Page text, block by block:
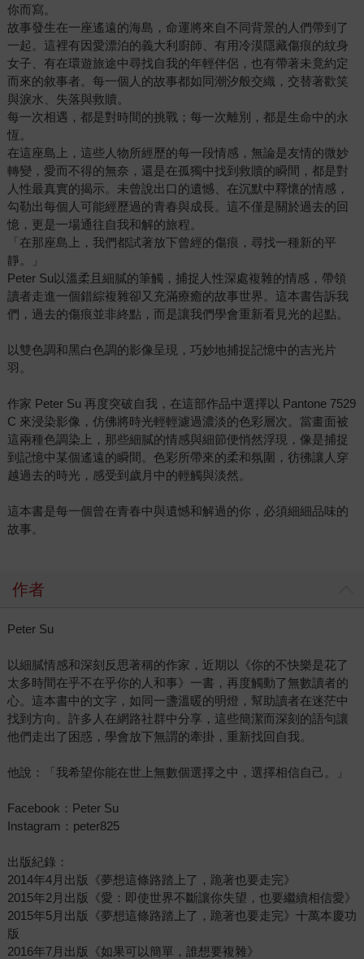
你而寫。
故事發生在一座遙遠的海島，命運將來自不同背景的人們帶到了
一起。這裡有因愛漂泊的義大利廚師、有用冷漠隱藏傷痕的紋身
女子、有在環遊旅途中尋找自我的年輕伴侶，也有帶著未竟約定
而來的敘事者。每一個人的故事都如同潮汐般交織，交替著歡笑
與淚水、失落與救贖。
每一次相遇，都是對時間的挑戰；每一次離別，都是生命中的永
恆。
在這座島上，這些人物所經歷的每一段情感，無論是友情的微妙
轉變，愛而不得的無奈，還是在孤獨中找到救贖的瞬間，都是對
人性最真實的揭示。未曾說出口的遺憾、在沉默中釋懷的情感，
勾勒出每個人可能經歷過的青春與成長。這不僅是關於過去的回
憶，更是一場通往自我和解的旅程。
「在那座島上，我們都試著放下曾經的傷痕，尋找一種新的平
靜。」
Peter Su以溫柔且細膩的筆觸，捕捉人性深處複雜的情感，帶領
讀者走進一個錯綜複雜卻又充滿療癒的故事世界。這本書告訴我
們，過去的傷痕並非終點，而是讓我們學會重新看見光的起點。
以雙色調和黑白色調的影像呈現，巧妙地捕捉記憶中的吉光片
羽。
作家 Peter Su 再度突破自我，在這部作品中選擇以 Pantone 7529
C 來浸染影像，仿佛將時光輕輕濾過濃淡的色彩層次。當畫面被
這兩種色調染上，那些細膩的情感與細節便悄然浮現，像是捕捉
到記憶中某個遙遠的瞬間。色彩所帶來的柔和氛圍，彷彿讓人穿
越過去的時光，感受到歲月中的輕觸與淡然。
這本書是每一個曾在青春中與遺憾和解過的你，必須細細品味的
故事。
作者
Peter Su
以細膩情感和深刻反思著稱的作家，近期以《你的不快樂是花了
太多時間在乎不在乎你的人和事》一書，再度觸動了無數讀者的
心。這本書中的文字，如同一盞溫暖的明燈，幫助讀者在迷茫中
找到方向。許多人在網路社群中分享，這些簡潔而深刻的語句讓
他們走出了困惑，學會放下無謂的牽掛，重新找回自我。
他說：「我希望你能在世上無數個選擇之中，選擇相信自己。」
Facebook：Peter Su
Instagram：peter825
出版紀錄：
2014年4月出版《夢想這條路踏上了，跪著也要走完》
2015年2月出版《愛：即使世界不斷讓你失望，也要繼續相信愛》
2015年5月出版《夢想這條路踏上了，跪著也要走完》十萬本慶功
版
2016年7月出版《如果可以簡單，誰想要複雜》